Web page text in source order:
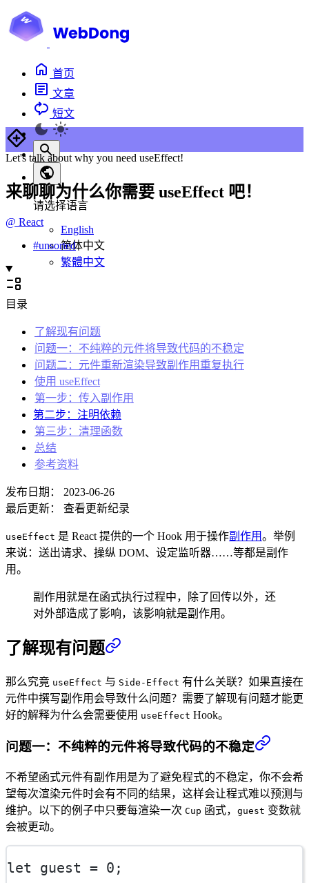
首页
文章
短文
请选择语言
English
简体中文
繁體中文
Let's talk about why you need useEffect!
来聊聊为什么你需要 useEffect 吧！
@ React
#unsorted
目录
了解现有问题
问题一：不纯粹的元件将导致代码的不稳定
问题二：元件重新渲染导致副作用重复执行
使用 useEffect
第一步：传入副作用
第二步：注明依赖
第三步：清理函数
总结
参考资料
发布日期： 2023-06-26
最后更新：
查看更新纪录
useEffect 是 React 提供的一个 Hook 用于操作副作用。举例
来说：送出请求、操纵 DOM、设定监听器……等都是副作
用。
副作用就是在函式执行过程中，除了回传以外，还
对外部造成了影响，该影响就是副作用。
了解现有问题
那么究竟 useEffect 与 Side-Effect 有什么关联？如果直接在
元件中撰写副作用会导致什么问题？需要了解现有问题才能更
好的解释为什么会需要使用 useEffect Hook。
问题一：不纯粹的元件将导致代码的不稳定
不希望函式元件有副作用是为了避免程式的不稳定，你不会希
望每次渲染元件时会有不同的结果，这样会让程式难以预测与
维护。以下的例子中只要每渲染一次 Cup 函式， guest 变数就
会被更动。
let guest = 0 ;